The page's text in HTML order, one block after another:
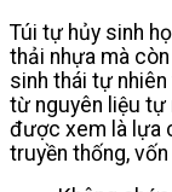
Túi tự hủy sinh
thải nhựa mà
sinh thái tự
từ nguyên liệu tự
được xem là lựa
truyền thống,